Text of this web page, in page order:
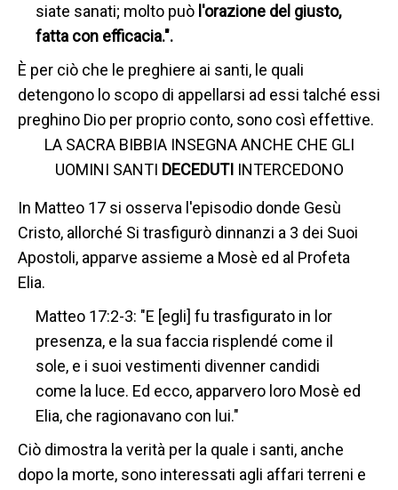
siate sanati; molto può l'orazione del giusto,
fatta con efficacia.".
È per ciò che le preghiere ai santi, le quali
detengono lo scopo di appellarsi ad essi talché essi
preghino Dio per proprio conto, sono così effettive.
LA SACRA BIBBIA INSEGNA ANCHE CHE GLI
UOMINI SANTI DECEDUTIINTERCEDONO
In Matteo 17 si osserva l'episodio donde Gesù
Cristo, allorché Si trasfigurò dinnanzi a 3 dei Suoi
Apostoli, apparve assieme a Mosè ed al Profeta
Elia.
Matteo 17:2-3: "E [egli] fu trasfigurato in lor
presenza, e la sua faccia risplendé come il
sole, e i suoi vestimenti divenner candidi
come la luce. Ed ecco, apparvero loro Mosè ed
Elia, che ragionavano con lui."
Ciò dimostra la verità per la quale i santi, anche
dopo la morte, sono interessati agli affari terreni e